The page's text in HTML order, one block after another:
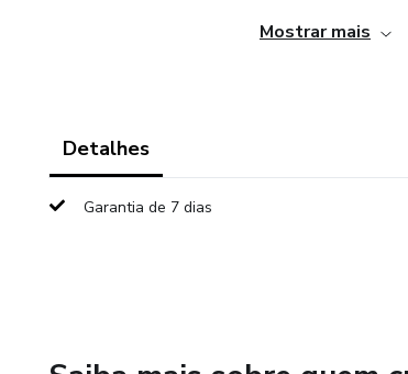
É meditando,
Mostrar mais
Detalhes
Garantia de 7 dias